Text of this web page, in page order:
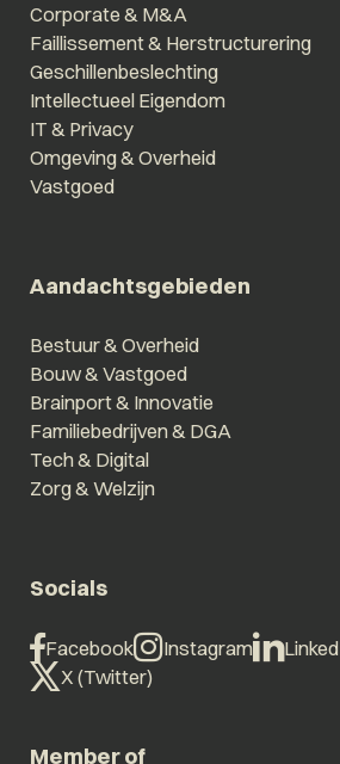
Corporate & M&A
Faillissement & Herstructurering
Geschillenbeslechting
Intellectueel Eigendom
IT & Privacy
Omgeving & Overheid
Vastgoed
Aandachtsgebieden
Bestuur & Overheid
Bouw & Vastgoed
Brainport & Innovatie
Familiebedrijven & DGA
Tech & Digital
Zorg & Welzijn
Socials
Facebook Instagram
X (Twitter)
Member of